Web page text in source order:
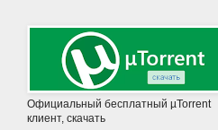
Официальный бесплатный µTorrent
клиент, скачать